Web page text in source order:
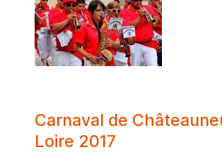
Carnaval de
Loire 2017